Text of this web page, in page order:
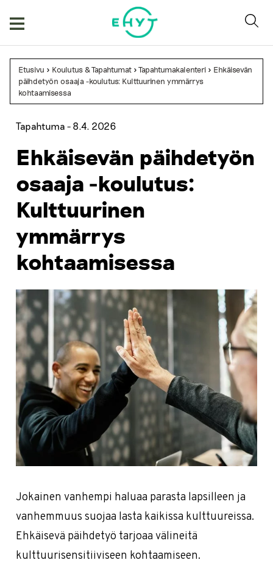
Etusivu > Koulutus & Tapahtumat >Tapahtumakalenteri > Ehkäisevän
päihdetyön osaaja -koulutus: Kulttuurinen ymmärrys
kohtaamisessa
Tapahtuma - 8.4. 2026
Ehkäisevän päihdetyön
osaaja -koulutus:
Kulttuurinen
ymmärrys
kohtaamisessa
Jokainen vanhempi haluaa parasta lapsilleen ja
vanhemmuus suojaa lasta kaikissa kulttuureissa.
Ehkäisevä päihdetyö tarjoaa välineitä
kulttuurisensitiiviseen kohtaamiseen.